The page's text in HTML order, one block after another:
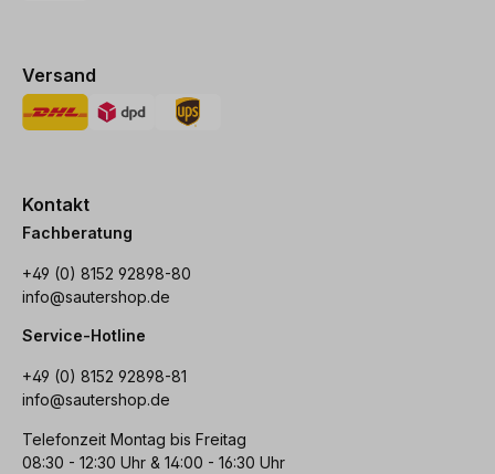
Versand
Kontakt
Fachberatung
+49 (0) 8152 92898-80
info@sautershop.de
Service-Hotline
+49 (0) 8152 92898-81
info@sautershop.de
Telefonzeit Montag bis Freitag
08:30 - 12:30 Uhr & 14:00 - 16:30 Uhr